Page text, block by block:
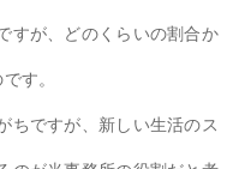
すが、どのくらいの割合か
す。
ちですが、新しい生活のス